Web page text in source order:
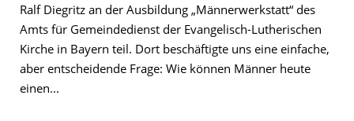
Ralf Diegritz an der Ausbildung „Männerwerkstatt“ des
Amts für Gemeindedienst der Evangelisch-Lutherischen
Kirche in Bayern teil. Dort beschäftigte uns eine einfache,
aber entscheidende Frage: Wie können Männer heute
einen...